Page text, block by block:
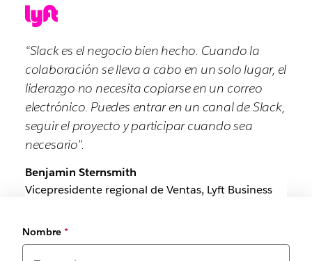
“Slack es el negocio bien hecho. Cuando la
colaboración se lleva a cabo en un solo lugar, el
liderazgo no necesita copiarse en un correo
electrónico. Puedes entrar en un canal de Slack,
seguir el proyecto y participar cuando sea
necesario".
Benjamin Sternsmith
Vicepresidente regional de Ventas, Lyft Business
Nombre *